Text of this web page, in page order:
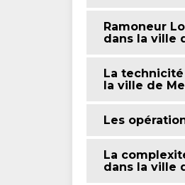
Ramoneur
dans la ville
La
la ville de
Les
La
dans la ville